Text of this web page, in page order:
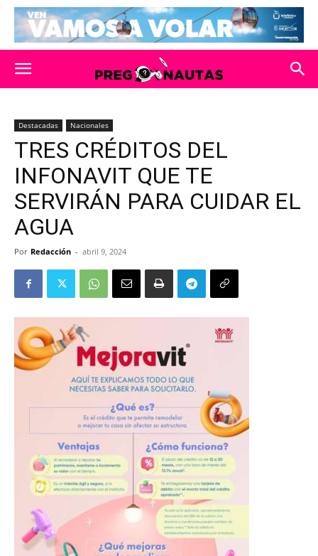
Destacadas Nacionales
TRES CRÉDITOS DEL
INFONAVIT QUE TE
SERVIRÁN PARA CUIDAR EL
AGUA
Por Redacción - abril 9, 2024